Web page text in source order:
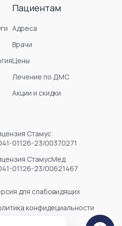
Пациентам
Адреса
Врачи
Цены
Лечение по ДМС
Акции и скидки
Стамус
01126-23/00370271
СтамусМед
01126-23/00621467
для слабовидящих
конфидециальности